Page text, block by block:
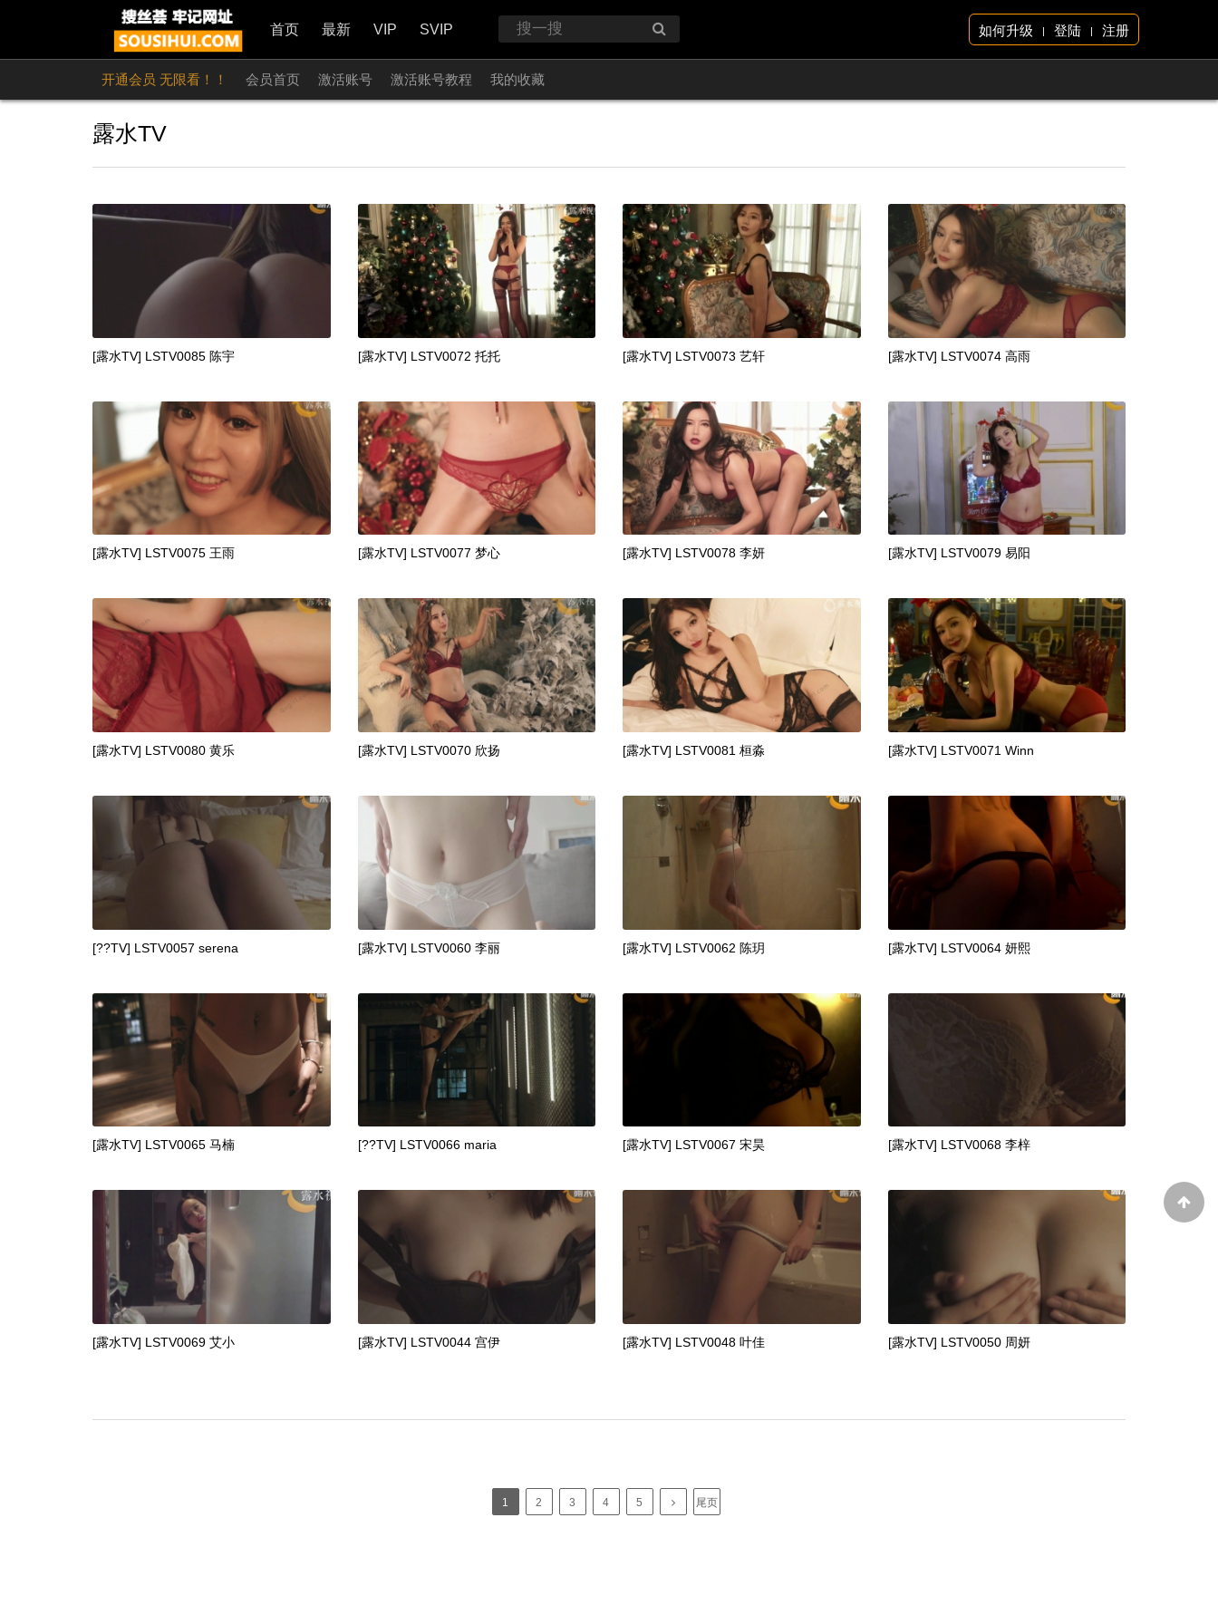
首页 最新 VIP SVIP 如何升级 | 登陆 | 注册
开通会员 无限看！！ 会员首页 激活账号 激活账号教程 我的收藏
露水TV
[露水TV] LSTV0085 陈宇 [露水TV] LSTV0072 托托 [露水TV] LSTV0073 艺轩 [露水TV] LSTV0074 高雨
[露水TV] LSTV0075 王雨 [露水TV] LSTV0077 梦心 [露水TV] LSTV0078 李妍 [露水TV] LSTV0079 易阳
[露水TV] LSTV0080 黄乐 [露水TV] LSTV0070 欣扬 [露水TV] LSTV0081 桓淼 [露水TV] LSTV0071 Winn
[??TV] LSTV0057 serena [露水TV] LSTV0060 李丽 [露水TV] LSTV0062 陈玥 [露水TV] LSTV0064 妍熙
[露水TV] LSTV0065 马楠 [??TV] LSTV0066 maria [露水TV] LSTV0067 宋昊 [露水TV] LSTV0068 李梓
[露水TV] LSTV0069 艾小 [露水TV] LSTV0044 宫伊 [露水TV] LSTV0048 叶佳 [露水TV] LSTV0050 周妍
1 2 3 4 5 尾页